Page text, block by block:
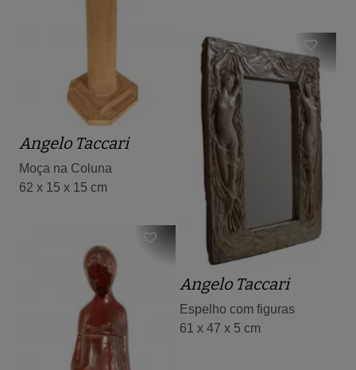
Angelo Taccari
Moça na Coluna
62 x 15 x 15 cm
Angelo Taccari
Espelho com figuras
61 x 47 x 5 cm